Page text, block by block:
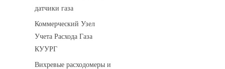
датчики газа
Коммерческий Узел
Учета Расхода Газа
КУУРГ
Вихревые расходомеры и